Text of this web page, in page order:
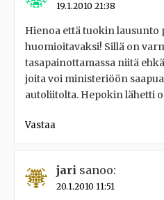
19.1.2010 21:38
Hienoa että tuokin lausunto
huomioitavaksi! Sillä on
tasapainottamassa niitä
joita voi ministeriöön
autoliitolta. Hepokin lähetti
Vastaa
jari sanoo:
20.1.2010 11:51